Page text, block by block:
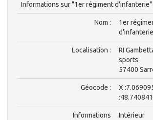
Informations sur "1er régiment d'infanterie"
Nom :
1er
Localisation :
RI
sports
57400
Géocode :
X
Informations
Intérieur